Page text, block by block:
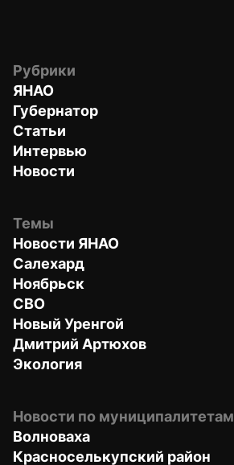
Рубрики
ЯНАО
Губернатор
Статьи
Интервью
Новости
Темы
Новости ЯНАО
Салехард
Ноябрьск
СВО
Новый Уренгой
Дмитрий Артюхов
Экология
Новости по муниципалитетам
Волноваха
Красноселькупский район